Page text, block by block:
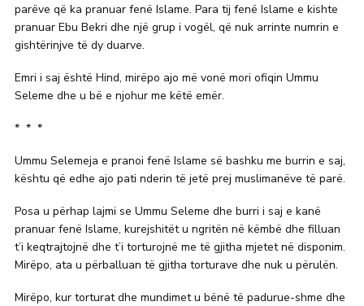
parëve që ka pranuar fenë Islame. Para tij fenë Islame e kishte
pranuar Ebu Bekri dhe një grup i vogël, që nuk arrinte numrin e
gishtërinjve të dy duarve.
Emri i saj është Hind, mirëpo ajo më vonë mori ofiqin Ummu
Seleme dhe u bë e njohur me këtë emër.
* * *
Ummu Selemeja e pranoi fenë Islame së bashku me burrin e saj,
kështu që edhe ajo pati nderin të jetë prej muslimanëve të parë.
Posa u përhap lajmi se Ummu Seleme dhe burri i saj e kanë
pranuar fenë Islame, kurejshitët u ngritën në këmbë dhe filluan
t’i keqtrajtojnë dhe t’i torturojnë me të gjitha mjetet në disponim.
Mirëpo, ata u përballuan të gjitha torturave dhe nuk u përulën.
Mirëpo, kur torturat dhe mundimet u bënë të padurue-shme dhe